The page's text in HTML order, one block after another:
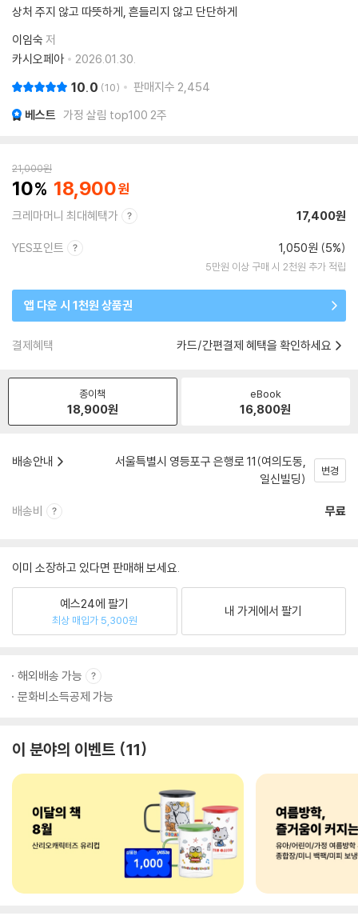
상처 주지 않고 따뜻하게, 흔들리지 않고 단단하게
이임숙 저
카시오페아
2026.01.30.
10.0 10 판매지수 2,454
베스트 가정 살림 top100 2주
21,000원
10 18,900
크레마머니 최대혜택가 17,400원
YES포인트 1,050원 (5%)
5만원 이상 구매 시 2천원 추가 적립
앱 다운 시 1천원 상품권
결제혜택 카드/간편결제 혜택을 확인하세요
종이책
18,900원
eBook
16,800원
배송안내
서울특별시 영등포구 은행로 11(여의도동,
일신빌딩)
변경
배송비 무료
이미 소장하고 있다면 판매해 보세요.
예스24에 팔기
최상 매입가 5,300원
내 가게에서 팔기
해외배송 가능
문화비소득공제 가능
이 분야의 이벤트 11